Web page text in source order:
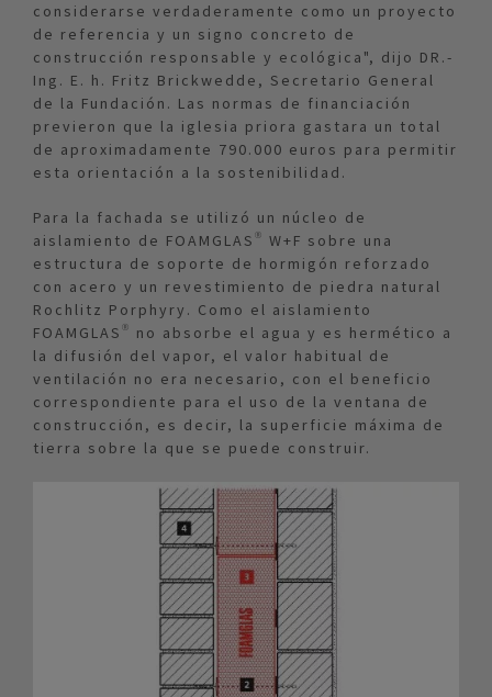
considerarse verdaderamente como un proyecto
de referencia y un signo concreto de
construcción responsable y ecológica", dijo DR.-
Ing. E. h. Fritz Brickwedde, Secretario General
de la Fundación. Las normas de financiación
previeron que la iglesia priora gastara un total
de aproximadamente 790.000 euros para permitir
esta orientación a la sostenibilidad.
Para la fachada se utilizó un núcleo de
aislamiento de FOAMGLAS® W+F sobre una
estructura de soporte de hormigón reforzado
con acero y un revestimiento de piedra natural
Rochlitz Porphyry. Como el aislamiento
FOAMGLAS® no absorbe el agua y es hermético a
la difusión del vapor, el valor habitual de
ventilación no era necesario, con el beneficio
correspondiente para el uso de la ventana de
construcción, es decir, la superficie máxima de
tierra sobre la que se puede construir.